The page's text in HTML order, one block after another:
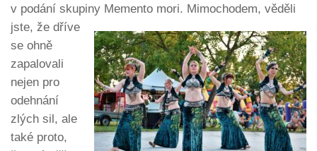
v podání skupiny Memento mori. Mimochodem, věděli
jste, že dříve
se ohně
zapalovali
nejen pro
odehnání
zlých sil, ale
také proto,